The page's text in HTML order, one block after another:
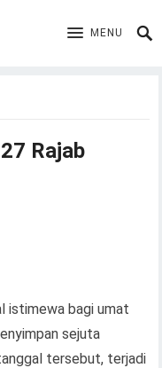
MENU
Rajab
istimewa bagi umat
sejuta
tersebut, terjadi